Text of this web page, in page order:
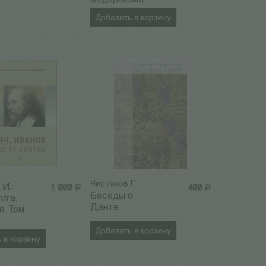
Добавить в корзину
1 000 Р
Том
в корзину
400 Р
Чистяков Г.
Беседы о
Данте
Добавить в корзину